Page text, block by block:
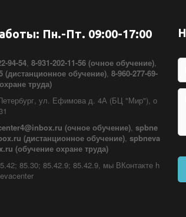
Пн.-Пт. 09:00-17:00
94-54, 8-931-202-11-56 (очное обучение),
(дистанционное обучение), 8-960-277-69-
труда)
, ул. Ефимова д. 4А (БЦ "Мир"), о
(очное обучение), spbne
(дистанционное обучение), spbneva
(обучение охране труда)
85.30; 85.42.9; 85.42.9, мы ВКонтакте h